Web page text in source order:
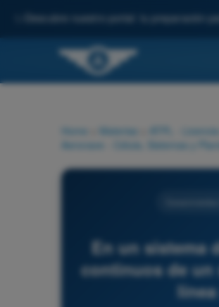
Descubre nuestro portal: tu preparación
Home Materias ATPL -
Aeronave - Célula, Sistemas y
En un sistema
continuos de